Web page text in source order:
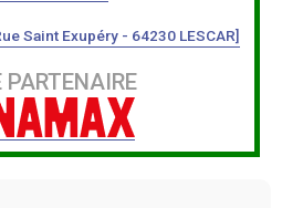
Saint Exupéry - 64230 LESCAR]
PARTENAIRE